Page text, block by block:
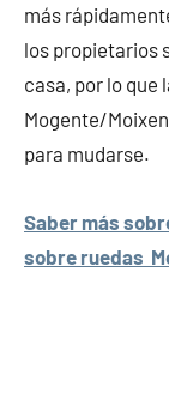
más
los propietarios
casa, por lo que
Mogente/
para mudarse.
Saber más
sobre ruedas